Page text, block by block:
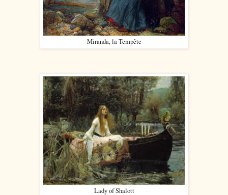
Miranda, la Tempête
Lady of Shalott